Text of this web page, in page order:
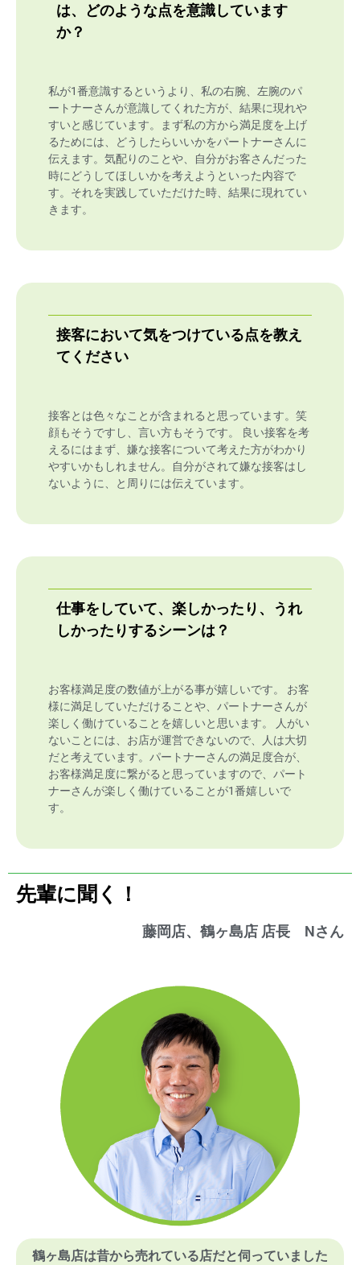
は、どのような点を意識しています
か？
私が1番意識するというより、私の右腕、左腕のパ
ートナーさんが意識してくれた方が、結果に現れや
すいと感じています。まず私の方から満足度を上げ
るためには、どうしたらいいかをパートナーさんに
伝えます。気配りのことや、自分がお客さんだった
時にどうしてほしいかを考えようといった内容で
す。それを実践していただけた時、結果に現れてい
きます。
接客において気をつけている点を教え
てください
接客とは色々なことが含まれると思っています。笑
顔もそうですし、言い方もそうです。 良い接客を考
えるにはまず、嫌な接客について考えた方がわかり
やすいかもしれません。自分がされて嫌な接客はし
ないように、と周りには伝えています。
仕事をしていて、楽しかったり、うれ
しかったりするシーンは？
お客様満足度の数値が上がる事が嬉しいです。 お客
様に満足していただけることや、パートナーさんが
楽しく働けていることを嬉しいと思います。 人がい
ないことには、お店が運営できないので、人は大切
だと考えています。パートナーさんの満足度合が、
お客様満足度に繋がると思っていますので、パート
ナーさんが楽しく働けていることが1番嬉しいで
す。
先輩に聞く！
藤岡店、鶴ヶ島店 店長 Nさん
鶴ヶ島店は昔から売れている店だと伺っていました